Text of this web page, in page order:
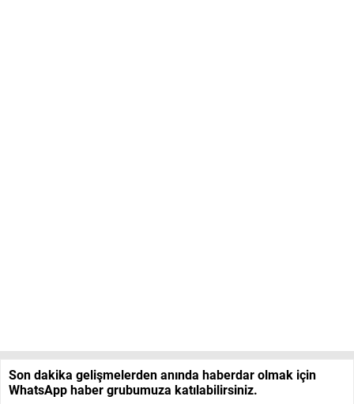
Son dakika gelişmelerden anında haberdar olmak için
WhatsApp haber grubumuza katılabilirsiniz.